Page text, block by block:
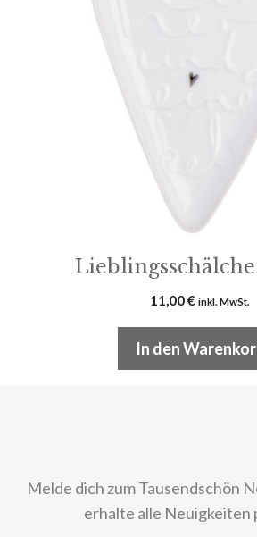
11,00€ inkl. MwSt.
In den
Melde dich zum Tausendschön
erhalte alle Neuigkeiten